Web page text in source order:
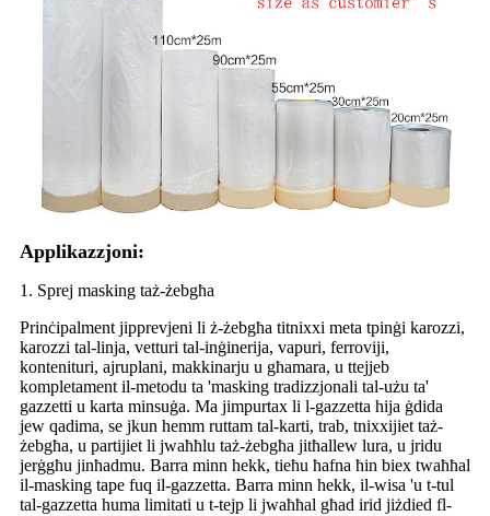
Applikazzjoni:
1. Sprej masking taż-żebgħa
Prinċipalment jipprevjeni li ż-żebgħa titnixxi meta tpinġi karozzi,
karozzi tal-linja, vetturi tal-inġinerija, vapuri, ferroviji,
kontenituri, ajruplani, makkinarju u għamara, u ttejjeb
kompletament il-metodu ta 'masking tradizzjonali tal-użu ta'
gazzetti u karta minsuġa. Ma jimpurtax li l-gazzetta hija ġdida
jew qadima, se jkun hemm ruttam tal-karti, trab, tnixxijiet taż-
żebgħa, u partijiet li jwaħħlu taż-żebgħa jitħallew lura, u jridu
jerġgħu jinħadmu. Barra minn hekk, tieħu ħafna ħin biex twaħħal
il-masking tape fuq il-gazzetta. Barra minn hekk, il-wisa 'u t-tul
tal-gazzetta huma limitati u t-tejp li jwaħħal għad irid jiżdied fl-